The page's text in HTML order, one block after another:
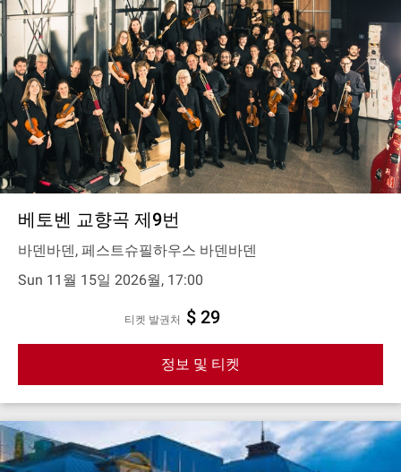
베토벤 교향곡 제9번
바덴바덴, 페스트슈필하우스 바덴바덴
Sun 11월 15일 2026월, 17:00
티켓 발권처 $ 29
정보 및 티켓